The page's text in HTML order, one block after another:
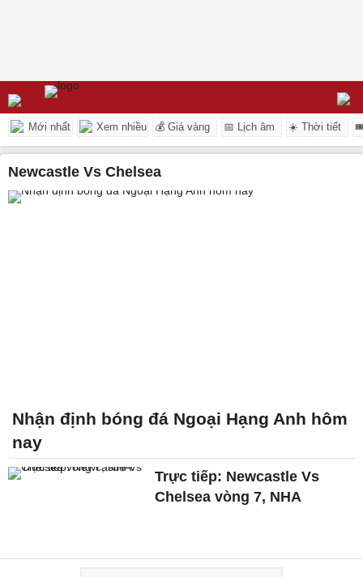
Mới nhất Xem nhiều 💰 Giá vàng 📅 Lịch âm ☀️ Thời tiết
Newcastle Vs Chelsea
Nhận định bóng đá Ngoại Hạng Anh hôm
nay
Trực tiếp: Newcastle Vs
Chelsea vòng 7, NHA